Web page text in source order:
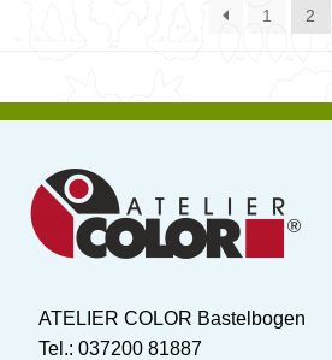
1 2
ATELIER COLOR Bastelbogen
Tel.: 037200 81887